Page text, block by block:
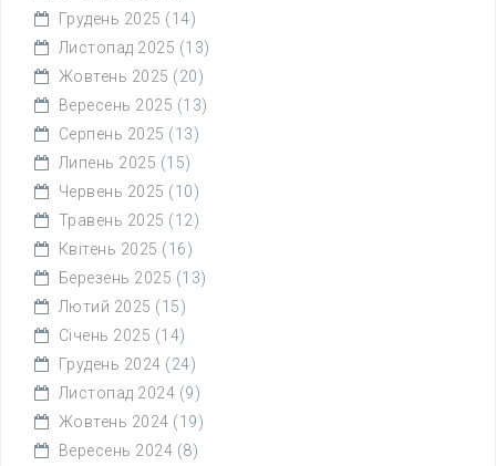
Грудень 2025 (14)
Листопад 2025 (13)
Жовтень 2025 (20)
Вересень 2025 (13)
Серпень 2025 (13)
Липень 2025 (15)
Червень 2025 (10)
Травень 2025 (12)
Квітень 2025 (16)
Березень 2025 (13)
Лютий 2025 (15)
Січень 2025 (14)
Грудень 2024 (24)
Листопад 2024 (9)
Жовтень 2024 (19)
Вересень 2024 (8)